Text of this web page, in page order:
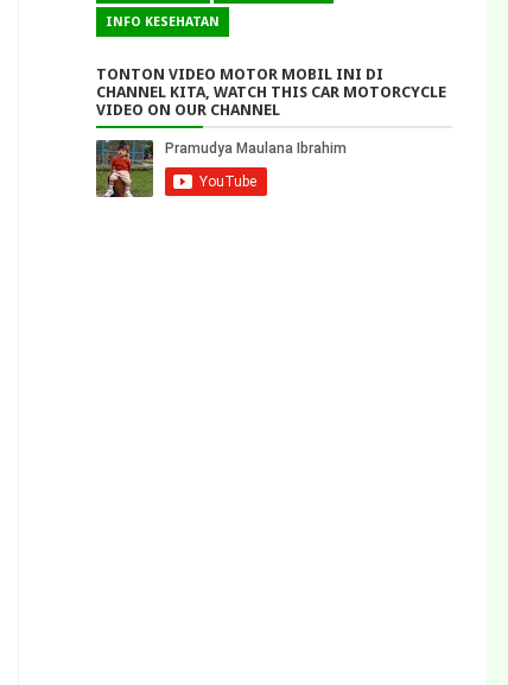
INFO KESEHATAN
TONTON VIDEO MOTOR MOBIL INI DI
CHANNEL KITA, WATCH THIS CAR MOTORCYCLE
VIDEO ON OUR CHANNEL